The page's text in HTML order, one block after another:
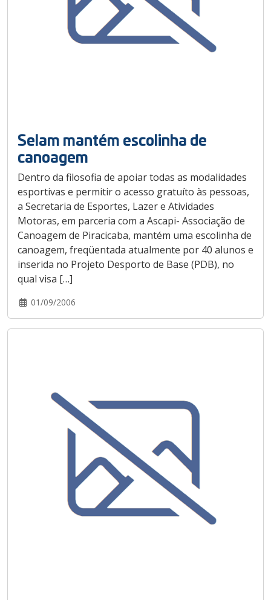
Selam mantém escolinha de
canoagem
Dentro da filosofia de apoiar todas as modalidades
esportivas e permitir o acesso gratuíto às pessoas,
a Secretaria de Esportes, Lazer e Atividades
Motoras, em parceria com a Ascapi- Associação de
Canoagem de Piracicaba, mantém uma escolinha de
canoagem, freqüentada atualmente por 40 alunos e
inserida no Projeto Desporto de Base (PDB), no
qual visa […]
01/09/2006